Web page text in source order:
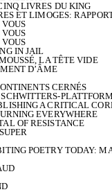
LIVRES DU KING
ET LIMOGES:
VOUS
VOUS
VOUS
IN JAIL
LA TÊTE VIDE
D’ÂME
CERNÉS
A CRITICAL
EVERYWHERE
OF RESISTANCE
POETRY TODAY: